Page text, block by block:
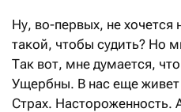
Ну, во-первых, не хочется
такой, чтобы судить? Но
Так вот, мне думается,
Ущербны. В нас еще живет
Страх. Настороженность.